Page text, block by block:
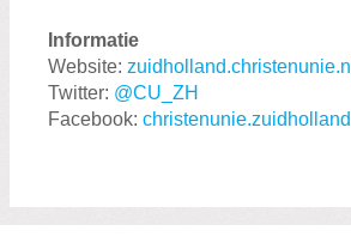
Informatie
Website: zuidholland.christenunie.nl
Twitter: @CU_ZH
Facebook: christenunie.zuidholland